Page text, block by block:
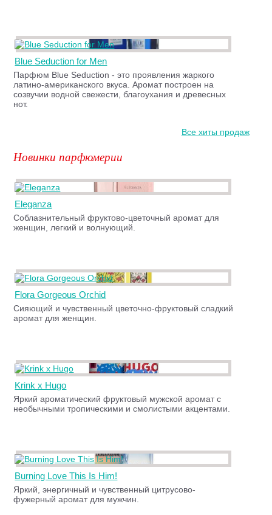
Blue Seduction for Men
Парфюм Blue Seduction - это проявления жаркого
латино-американского вкуса. Аромат построен на
созвучии водной свежести, благоухания и древесных
нот.
Все хиты продаж
Новинки парфюмерии
Eleganza
Соблазнительный фруктово-цветочный аромат для
женщин, легкий и волнующий.
Flora Gorgeous Orchid
Сияющий и чувственный цветочно-фруктовый сладкий
аромат для женщин.
Krink x Hugo
Яркий ароматический фруктовый мужской аромат с
необычными тропическими и смолистыми акцентами.
Burning Love This Is Him!
Яркий, энергичный и чувственный цитрусово-
фужерный аромат для мужчин.